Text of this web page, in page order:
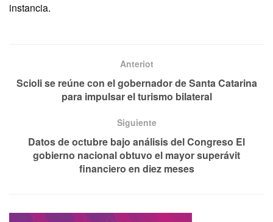
instancia.
Anteriot
Scioli se reúne con el gobernador de Santa Catarina
para impulsar el turismo bilateral
Siguiente
Datos de octubre bajo análisis del Congreso El
gobierno nacional obtuvo el mayor superávit
financiero en diez meses